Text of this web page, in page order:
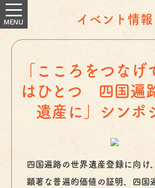
イベント情報
「こころをつなげ
はひとつ 四国遍
遺産に」シンポ
四国遍路の世界遺産登録に向け
顕著な普遍的価値の証明、四国